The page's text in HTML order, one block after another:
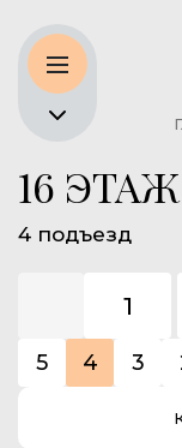
16 ЭТАЖ
4 подъезд
1
3
4
5